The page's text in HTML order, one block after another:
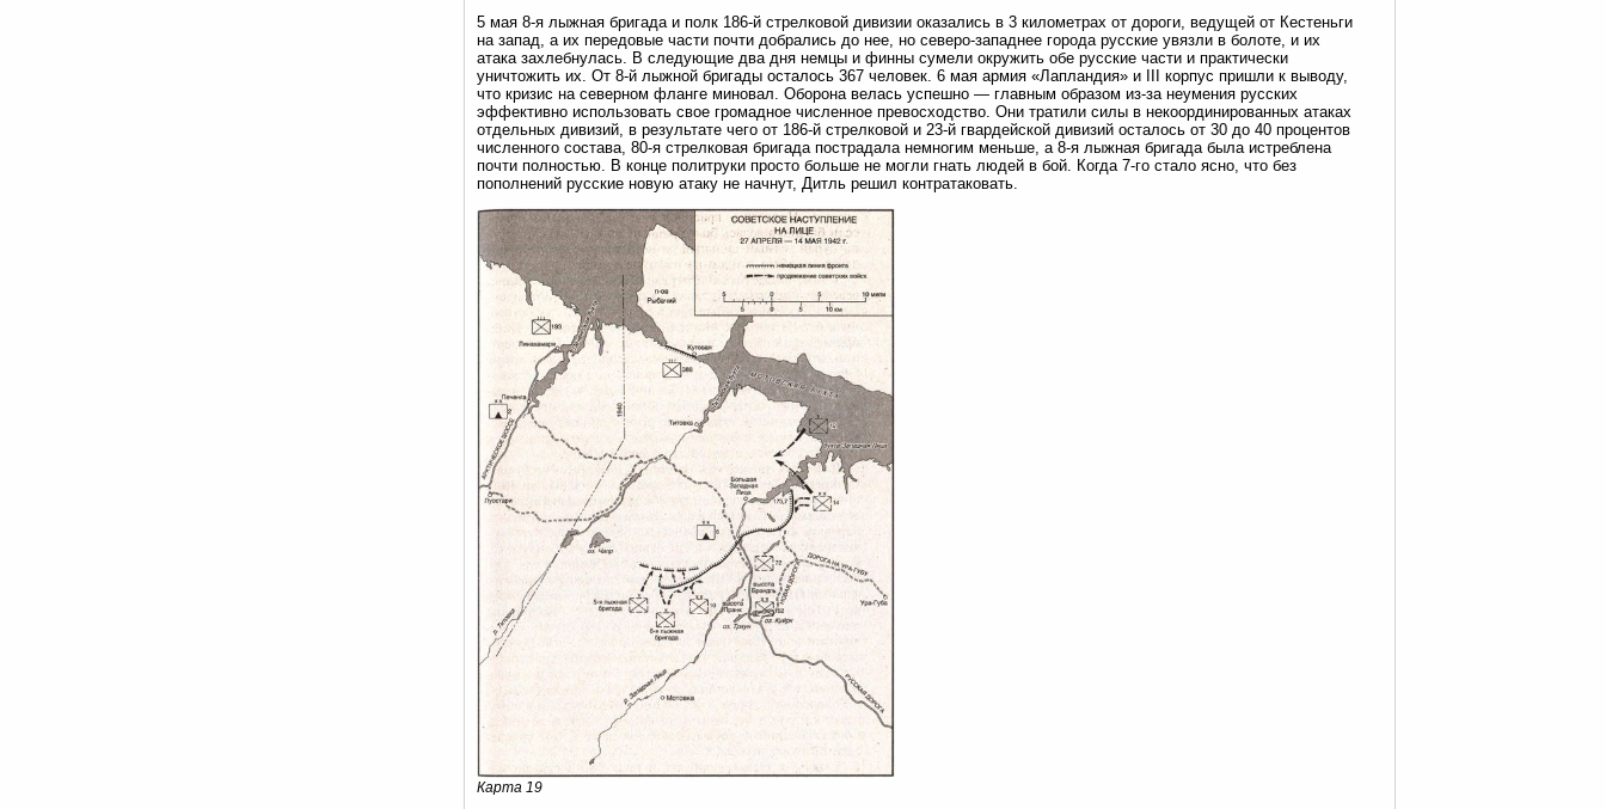
5 мая 8-я лыжная бригада и полк 186-й стрелковой дивизии оказались в 3 километрах от дороги, ведущей от Кестеньги
на запад, а их передовые части почти добрались до нее, но северо-западнее города русские увязли в болоте, и их
атака захлебнулась. В следующие два дня немцы и финны сумели окружить обе русские части и практически
уничтожить их. От 8-й лыжной бригады осталось 367 человек. 6 мая армия «Лапландия» и III корпус пришли к выводу,
что кризис на северном фланге миновал. Оборона велась успешно — главным образом из-за неумения русских
эффективно использовать свое громадное численное превосходство. Они тратили силы в некоординированных атаках
отдельных дивизий, в результате чего от 186-й стрелковой и 23-й гвардейской дивизий осталось от 30 до 40 процентов
численного состава, 80-я стрелковая бригада пострадала немногим меньше, а 8-я лыжная бригада была истреблена
почти полностью. В конце политруки просто больше не могли гнать людей в бой. Когда 7-го стало ясно, что без
пополнений русские новую атаку не начнут, Дитль решил контратаковать.
Карта 19